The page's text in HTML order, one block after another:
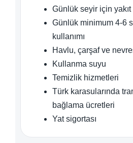
Günlük seyir için
Günlük minimum 4-6
kullanımı
Havlu, çarşaf ve
Kullanma suyu
Temizlik hizmetleri
Türk karasularında
bağlama ücretleri
Yat sigortası